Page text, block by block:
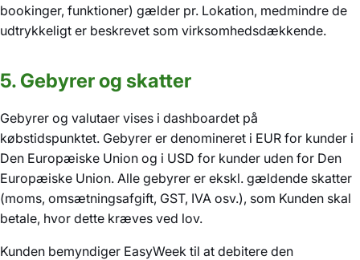
bookinger, funktioner) gælder pr. Lokation, medmindre de
udtrykkeligt er beskrevet som virksomhedsdækkende.
5. Gebyrer og skatter
Gebyrer og valutaer vises i dashboardet på
købstidspunktet. Gebyrer er denomineret i EUR for kunder i
Den Europæiske Union og i USD for kunder uden for Den
Europæiske Union. Alle gebyrer er ekskl. gældende skatter
(moms, omsætningsafgift, GST, IVA osv.), som Kunden skal
betale, hvor dette kræves ved lov.
Kunden bemyndiger EasyWeek til at debitere den